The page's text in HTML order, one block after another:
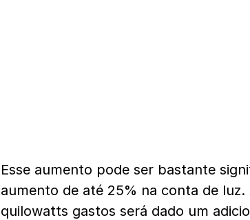
Esse aumento pode ser bastante
aumento de até 25% na conta de
quilowatts gastos será dado um